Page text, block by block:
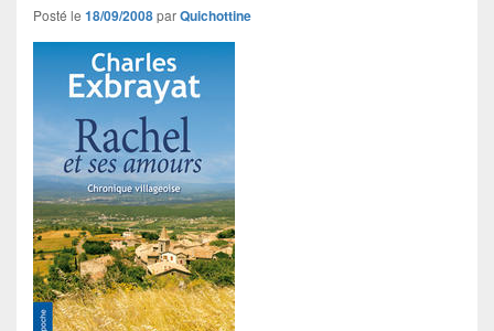
Posté le 18/09/2008parQuichottine